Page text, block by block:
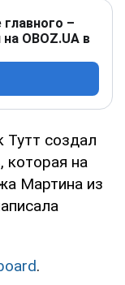
–
OBOZ.UA в
Тутт создал
которая на
Мартина из
.